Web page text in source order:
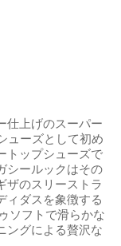
仕上げのスーパー
ューズとして初め
トップシューズで
シールックはその
ザのスリーストラ
ィダスを象徴する
ソフトで滑らかな
ングによる贅沢な